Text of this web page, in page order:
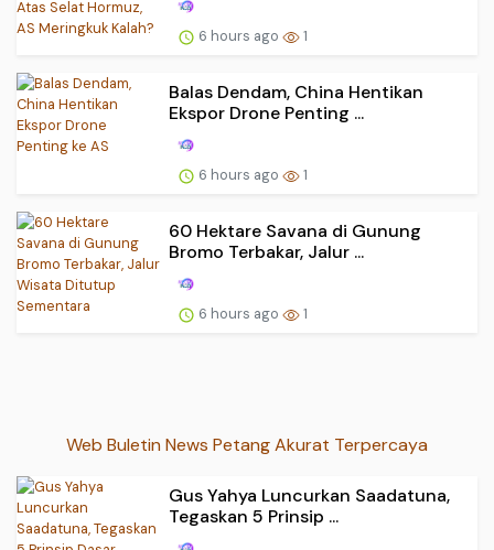
6 hours ago 1
Balas Dendam, China Hentikan
Ekspor Drone Penting ...
6 hours ago 1
60 Hektare Savana di Gunung
Bromo Terbakar, Jalur ...
6 hours ago 1
Web Buletin News Petang Akurat Terpercaya
Gus Yahya Luncurkan Saadatuna,
Tegaskan 5 Prinsip ...